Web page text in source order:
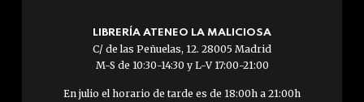
LIBRERÍA ATENEO LA MALICIOSA
C/ de las Peñuelas, 12. 28005 Madrid
M-S de 10:30-14:30 y L-V 17:00-21:00
En julio el horario de tarde es de 18:00h a 21:00h